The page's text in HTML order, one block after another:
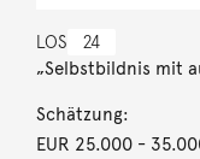
LOS 24
„Selbstbildnis mit
Schätzung:
EUR 25.000-